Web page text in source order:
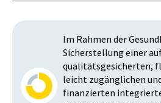
Im Rahmen der
Sicherstellung einer
qualitätsgesicherten,
leicht zugänglichen
finanzierten